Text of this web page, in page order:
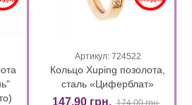
Артикул: 724522
Кольцо Xuping позолота,
сталь «Циферблат»
147,90 грн. 174,00 грн.